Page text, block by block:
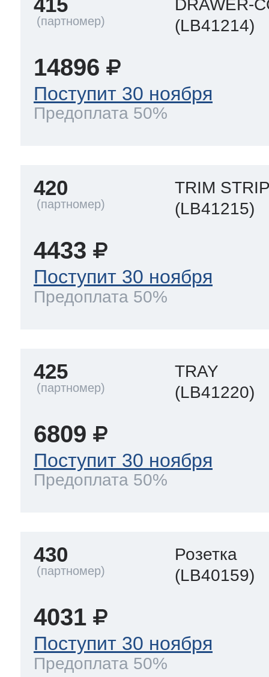
DRAWER-
(LB41214)
14896
Поступит 30 ноября
Предоплата 50%
420
TRIM
(LB41215)
4433
Поступит 30 ноября
Предоплата 50%
425
TRAY
(LB41220)
6809
Поступит 30 ноября
Предоплата 50%
430
Розетка
(LB40159)
4031
Поступит 30 ноября
Предоплата 50%